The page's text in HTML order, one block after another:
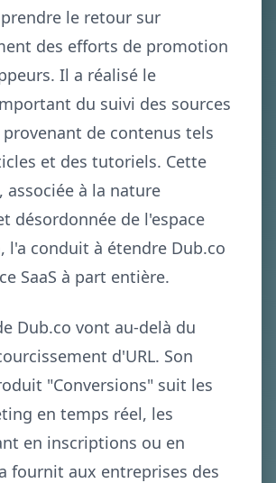
le retour sur
des efforts de promotion
Il a réalisé le
du suivi des sources
provenant de contenus tels
et des tutoriels. Cette
associée à la nature
désordonnée de l'espace
l'a conduit à étendre Dub.co
SaaS à part entière.
Dub.co vont au-delà du
d'URL. Son
"Conversions" suit les
en temps réel, les
en inscriptions ou en
fournit aux entreprises des